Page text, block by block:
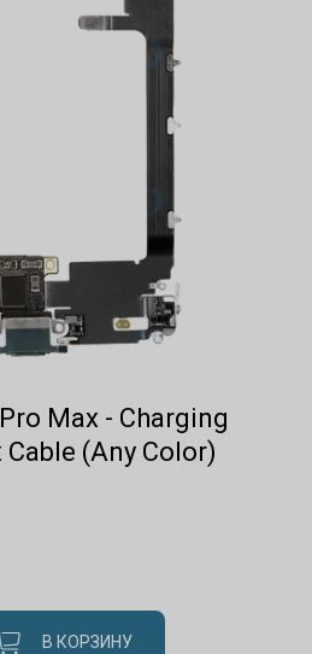
Max - Charging
(Any Color)
В КОРЗИНУ